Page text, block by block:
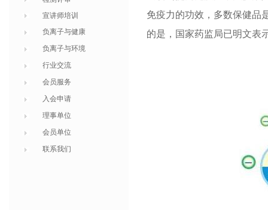
宣讲师培训
负离子与健康
负离子与环境
行业交流
会员服务
入会申请
理事单位
会员单位
联系我们
免疫力的功效，多数保健品
的是，国家药监局已明文表